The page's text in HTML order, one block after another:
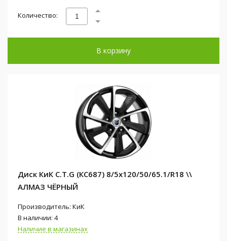
Количество:
В корзину
Диск КиК C.T.G (КС687) 8/5x120/50/65.1/R18 \\
АЛМАЗ ЧЁРНЫЙ
Производитель: КиК
В наличии: 4
Наличие в магазинах